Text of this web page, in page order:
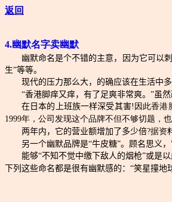
返回
4.幽默名字卖幽默
幽默命名是个不错的主意，因为它可以
生”等等。
现代的压力那么大，的确应该在生活中
“香港脚痒又痒，有了足爽非常爽。”虽
在日本的上班族一样深受其害!因此香港
1999年，公司发现这个品牌不但不够切题，
两年内，它的营业额增加了多少倍?据资
另一个幽默品牌是“牛皮糖”。顾名思义
能够“不知不觉中缴下敌人的烟枪”或是
下列这些命名都是很有幽默感的：“笑星撞地